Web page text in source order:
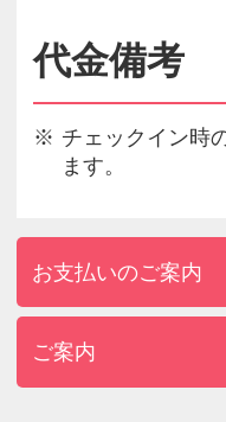
代金備考
チェックイン時
ます。
お支払いのご案内
ご案内